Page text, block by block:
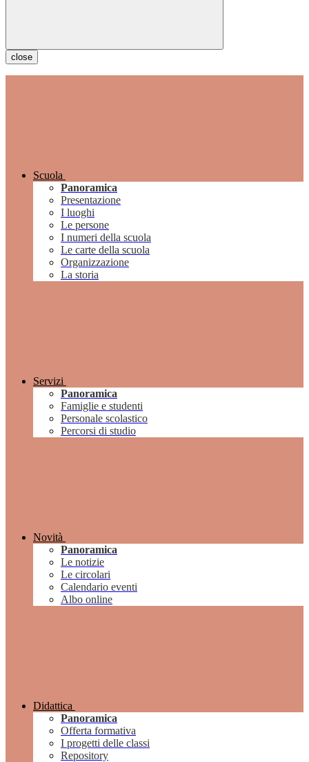
close
Scuola
Panoramica
Presentazione
I luoghi
Le persone
I numeri della scuola
Le carte della scuola
Organizzazione
La storia
Servizi
Panoramica
Famiglie e studenti
Personale scolastico
Percorsi di studio
Novità
Panoramica
Le notizie
Le circolari
Calendario eventi
Albo online
Didattica
Panoramica
Offerta formativa
I progetti delle classi
Repository